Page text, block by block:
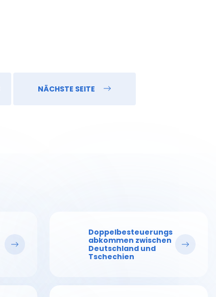
NÄCHSTE SEITE
Doppelbesteuerungs
abkommen zwischen
Deutschland und
Tschechien